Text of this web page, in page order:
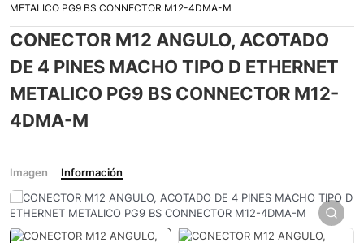
METALICO PG9 BS CONNECTOR M12-4DMA-M
CONECTOR M12 ANGULO, ACOTADO
DE 4 PINES MACHO TIPO D ETHERNET
METALICO PG9 BS CONNECTOR M12-
4DMA-M
Imagen Información